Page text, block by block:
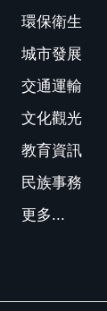
環保衛生
城市發展
交通運輸
文化觀光
教育資訊
民族事務
更多...